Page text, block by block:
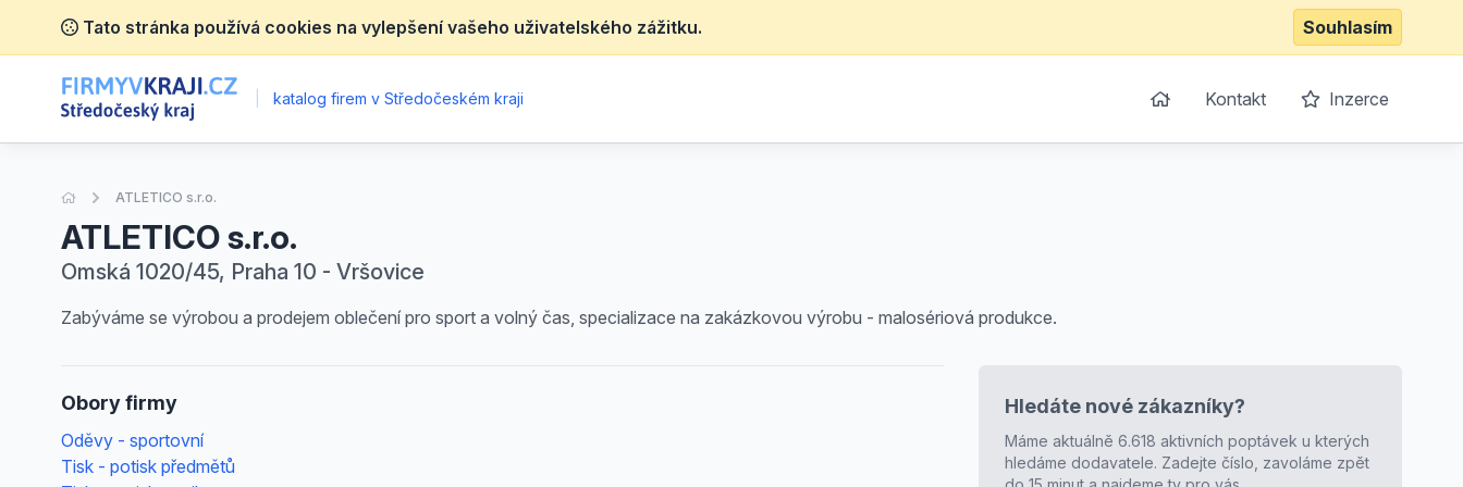
Tato stránka používá cookies na vylepšení vašeho uživatelského zážitku. Souhlasím
katalog firem v Středočeském kraji Kontakt Inzerce
Úvodní stránka
ATLETICO s.r.o.
ATLETICO s.r.o.
Omská 1020/45, Praha 10 - Vršovice
Zabýváme se výrobou a prodejem oblečení pro sport a volný čas, specializace na zakázkovou výrobu - malosériová produkce.
Obory firmy
Oděvy - sportovní
Tisk - potisk předmětů
Hledáte nové zákazníky?
Máme aktuálně 6.618 aktivních poptávek u kterých
hledáme dodavatele. Zadejte číslo, zavoláme zpět